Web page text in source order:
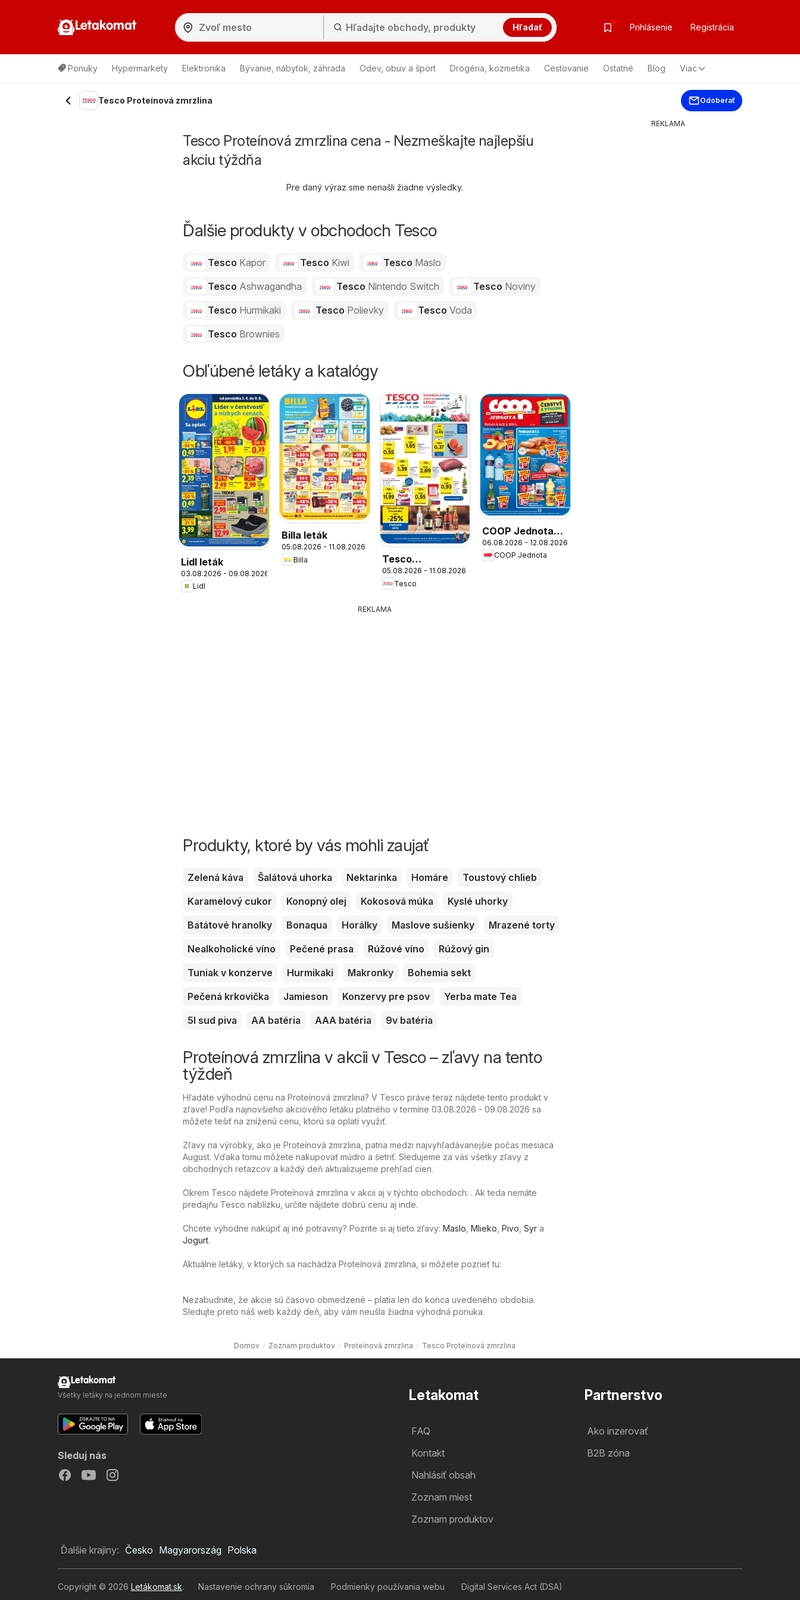
Letakomat Hľadať Prihlásenie Registrácia
Ponuky Hypermarkety Elektronika Bývanie, nábytok, záhrada Odev, obuv a šport Drogéria, kozmetika Cestovanie Ostatné Blog Viac
Tesco Proteínová zmrzlina Odoberať
Tesco Proteínová zmrzlina cena - Nezmeškajte najlepšiu
akciu týždňa
Pre daný výraz sme nenašli žiadne výsledky.
Ďalšie produkty v obchodoch Tesco
Tesco Kapor Tesco Kiwi Tesco Maslo
Tesco Ashwagandha Tesco Nintendo Switch Tesco Noviny
Tesco Hurmikaki Tesco Polievky TescoVoda
Tesco Brownies
Obľúbené letáky a katalógy
Lidl leták
03.08.2026 - 09.08.2026
Lidl
Billa leták
05.08.2026 - 11.08.2026
Billa
Tesco
Hypermarket -
leták
05.08.2026 - 11.08.2026
Tesco
COOP Jednota
leták
06.08.2026 - 12.08.2026
COOP Jednota
REKLAMA
Produkty, ktoré by vás mohli zaujať
Zelená káva Šalátová uhorka Nektarinka Homáre
Toustový chlieb
Karamelový cukor
Konopný olej Kokosová múka
Kyslé uhorky
Batátové hranolky
Bonaqua Horálky Maslove sušienky
Mrazené torty
Nealkoholické víno
Pečené prasa Rúžové víno
Rúžový gin
Tuniak v konzerve
Hurmikaki Makronky
Bohemia sekt
Pečená krkovička
Jamieson Konzervy pre psov
Yerba mate Tea
5l sud piva
AA batéria AAA batéria 9v batéria
Proteínová zmrzlina v akcii v Tesco – zľavy na tento
týždeň
Hľadáte výhodnú cenu na Proteínová zmrzlina? V Tesco práve teraz nájdete tento produkt v
zľave! Podľa najnovšieho akciového letáku platného v termíne 03.08.2026 - 09.08.2026 sa
môžete tešiť na zníženú cenu, ktorú sa oplatí využiť.
Zľavy na výrobky, ako je Proteínová zmrzlina, patria medzi najvyhľadávanejšie počas mesiaca
August. Vďaka tomu môžete nakupovať múdro a šetriť. Sledujeme za vás všetky zľavy z
obchodných reťazcov a každý deň aktualizujeme prehľad cien.
Okrem Tesco nájdete Proteínová zmrzlina v akcii aj v týchto obchodoch: . Ak teda nemáte
predajňu Tesco nablízku, určite nájdete dobrú cenu aj inde.
Chcete výhodne nakúpiť aj iné potraviny? Pozrite si aj tieto zľavy: Maslo Mlieko Pivo Syr a
Jogurt.
Aktuálne letáky, v ktorých sa nachádza Proteínová zmrzlina, si môžete pozrieť tu:
Nezabudnite, že akcie sú časovo obmedzené – platia len do konca uvedeného obdobia.
Sledujte preto náš web každý deň, aby vám neušla žiadna výhodná ponuka.
Domov Zoznam produktov Proteínová zmrzlina Tesco Proteínová zmrzlina
REKLAMA
Letakomat
FAQ
Kontakt
Nahlásiť obsah
Zoznam miest
Zoznam produktov
Partnerstvo
Ako inzerovať
B2B zóna
Letakomat
Všetky letáky na jednom mieste
Sleduj nás
Ďalšie krajiny: Česko Magyarország Polska
Copyright © 2026 Letákomat.sk. Nastavenie ochrany súkromia Podmienky používania webu Digital Services Act (DSA)